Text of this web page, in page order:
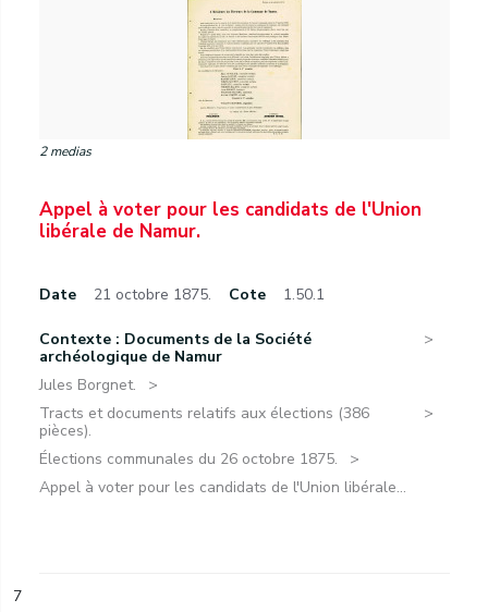
2 medias
Appel à voter pour les candidats de l'Union
libérale de Namur.
Date 21 octobre 1875. Cote 1.50.1
Contexte : Documents de la Société
archéologique de Namur
Jules Borgnet.
Tracts et documents relatifs aux élections (386
pièces).
Élections communales du 26 octobre 1875.
Appel à voter pour les candidats de l'Union libérale...
7